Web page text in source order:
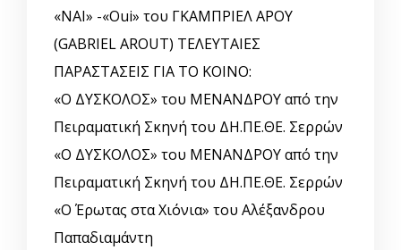
«ΝΑΙ» -«Oui» του ΓΚΑΜΠΡΙΕΛ ΑΡΟΥ
(GABRIEL AROUT) ΤΕΛΕΥΤΑΙΕΣ
ΠΑΡΑΣΤΑΣΕΙΣ ΓΙΑ ΤΟ ΚΟΙΝΟ:
«Ο ΔΥΣΚΟΛΟΣ» του ΜΕΝΑΝΔΡΟΥ από την
Πειραματική Σκηνή του ΔΗ.ΠΕ.ΘΕ. Σερρών
«Ο ΔΥΣΚΟΛΟΣ» του ΜΕΝΑΝΔΡΟΥ από την
Πειραματική Σκηνή του ΔΗ.ΠΕ.ΘΕ. Σερρών
«Ο Έρωτας στα Χιόνια» του Αλέξανδρου
Παπαδιαμάντη